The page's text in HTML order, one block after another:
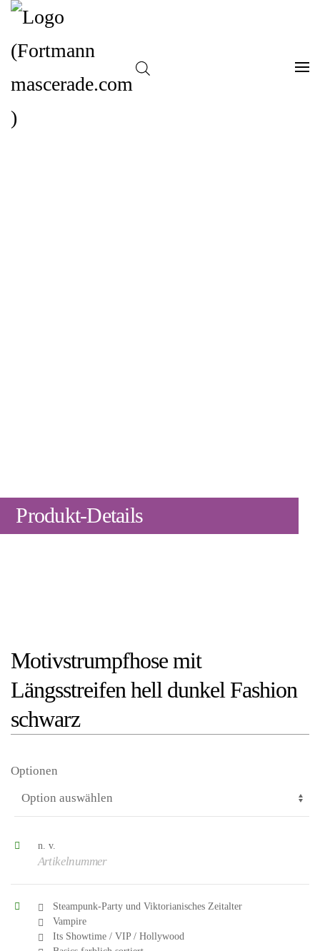
Produkt-Details
Motivstrumpfhose mit
Längsstreifen hell dunkel Fashion
schwarz
Optionen
n. v.
Artikelnummer
Steampunk-Party und Viktorianisches Zeitalter
Vampire
Its Showtime / VIP / Hollywood